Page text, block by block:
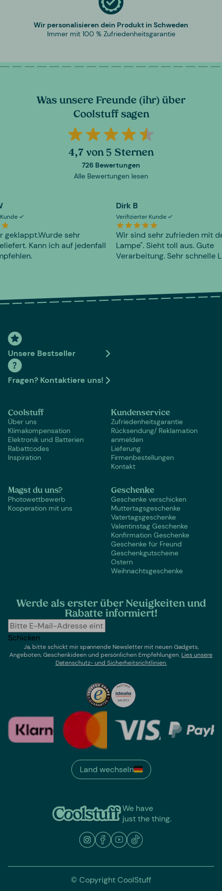
Wir personalisieren dein Produkt in Schweden
Immer mit 100 % Zufriedenheitsgarantie
Was unsere Freunde (ihr) über
Coolstuff sagen
4,7 von 5 Sternen
726 Bewertungen
Alle Bewertungen lesen
geklappt.Wurde sehr
Kann ich auf jedenfall
Dirk B
Verifizierter Kunde
Wir sind sehr zufrieden mit
Lampe". Sieht toll aus. Gute
Verarbeitung. Sehr schnelle
Unsere Bestseller
Fragen? Kontaktiere uns!
Coolstuff
Über uns
Klimakompensation
Elektronik und Batterien
Rabattcodes
Inspiration
Kundenservice
Zufriedenheitsgarantie
Rücksendung/ Reklamation
anmelden
Lieferung
Firmenbestellungen
Kontakt
Magst du uns?
Photowettbewerb
Kooperation mit uns
Geschenke
Geschenke verschicken
Muttertagsgeschenke
Vatertagsgeschenke
Valentinstag Geschenke
Konfirmation Geschenke
Geschenke für Freund
Geschenkgutscheine
Ostern
Weihnachtsgeschenke
Werde als erster über Neuigkeiten und
Rabatte informiert!
Schicken
Ja, bitte schickt mir spannende Newsletter mit neuen Gadgets,
Angeboten, Geschenkideen und persönlichen Empfehlungen. Lies unsere
Datenschutz- und Sicherheitsrichtlinien.
We have
just the thing.
Land wechseln
© Copyright CoolStuff